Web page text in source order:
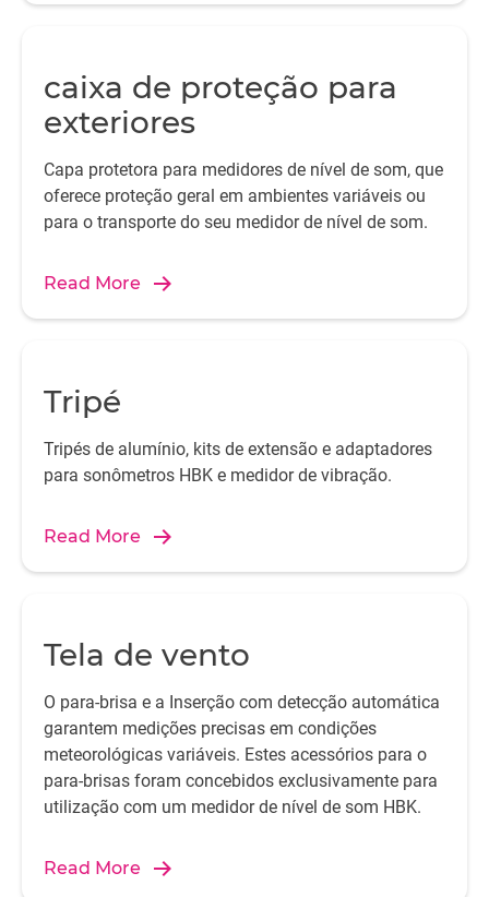
caixa de proteção para
exteriores
Capa protetora para medidores de nível de som, que
oferece proteção geral em ambientes variáveis ou
para o transporte do seu medidor de nível de som.
Read More
Tripé
Tripés de alumínio, kits de extensão e adaptadores
para sonômetros HBK e medidor de vibração.
Read More
Tela de vento
O para-brisa e a Inserção com detecção automática
garantem medições precisas em condições
meteorológicas variáveis. Estes acessórios para o
para-brisas foram concebidos exclusivamente para
utilização com um medidor de nível de som HBK.
Read More